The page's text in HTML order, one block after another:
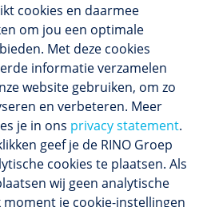
cookies en daarmee
om jou een optimale
Met deze cookies
informatie verzamelen
website gebruiken, om zo
en verbeteren. Meer
je in ons privacy statement.
geef je de RINO Groep
cookies te plaatsen. Als
wij geen analytische
moment je cookie-instellingen
250 opleidingen
opleidingen in huis
en CRKBO-geregistreerd
beoordeling 8,4
Volg ons
het (nieuwe) scholings­
laatste nieuws.